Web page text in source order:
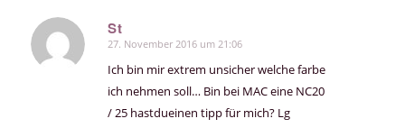
St
sagte:
27. November 2016 um 21:06
Ich bin mir extrem unsicher welche farbe
ich nehmen soll… Bin bei MAC eine NC20
/ 25 hastdueinen tipp für mich? Lg